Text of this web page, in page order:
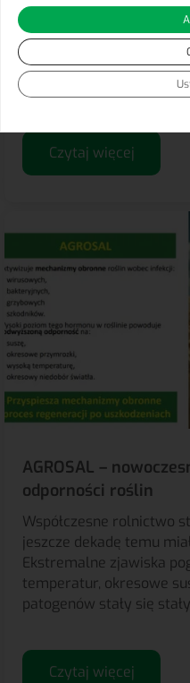
intensywny okres
strukturze plonu. To
kondycję fizjologiczną,
Czytaj więcej
AGROSAL –
odporności roślin
Współczesne rolnictwo
jeszcze dekadę temu
Ekstremalne zjawiska
temperatur, okresowe
patogenów stały się
Czytaj więcej